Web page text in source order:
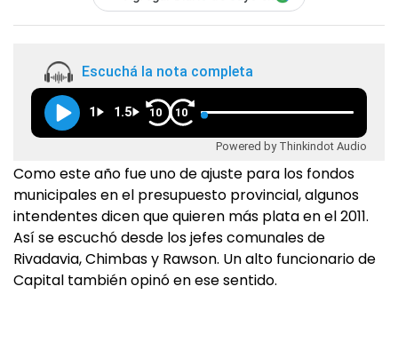
Escuchá la nota completa
1 1.5 10 10
Powered by Thinkindot Audio
Como este año fue uno de ajuste para los fondos
municipales en el presupuesto provincial, algunos
intendentes dicen que quieren más plata en el 2011.
Así se escuchó desde los jefes comunales de
Rivadavia, Chimbas y Rawson. Un alto funcionario de
Capital también opinó en ese sentido.